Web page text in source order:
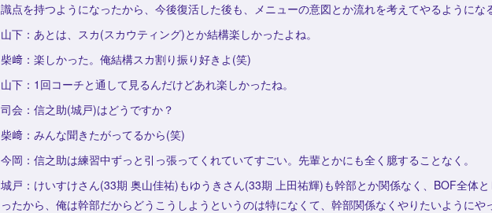
識点を持つようになったから、今後復活した後も、メニューの意図とか流れを考えてやるようにな
山下：あとは、スカ(スカウティング)とか結構楽しかったよね。
柴﨑：楽しかった。俺結構スカ割り振り好きよ(笑)
山下：1回コーチと通して見るんだけどあれ楽しかったね。
司会：信之助(城戸)はどうですか？
柴﨑：みんな聞きたがってるから(笑)
今岡：信之助は練習中ずっと引っ張ってくれていてすごい。先輩とかにも全く臆することなく。
城戸：けいすけさん(33期 奥山佳祐)もゆうきさん(33期 上田祐輝)も幹部とか関係なく、BOF全体
ったから、俺は幹部だからどうこうしようというのは特になくて、幹部関係なくやりたいようにや